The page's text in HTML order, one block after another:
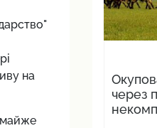
на
майже
через